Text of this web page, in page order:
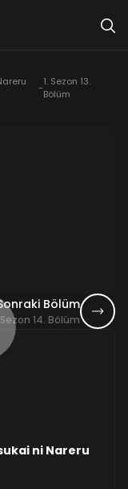
-1. Sezon 13.
Bölüm
Bölüm
Sezon 14. Bölüm
ni Nareru